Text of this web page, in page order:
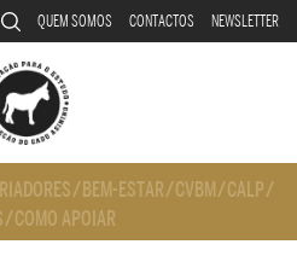
QUEM SOMOS CONTACTOS NEWSLETTER
/ BEM-ESTAR/CVBM/CALP/
/COMO APOIAR